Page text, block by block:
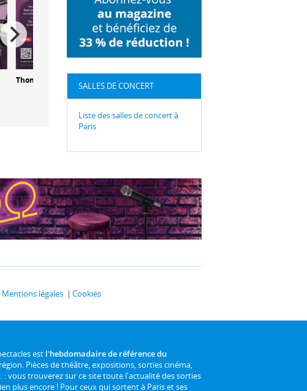
Thom Poirier
SALLES DE CONCERT
Liste des salles de concert à
Paris
Mentions légales Cookies
est l'hebdomadaire de référence du
Pièces de théâtre, expositions, sorties cinéma,
: vous trouverez sur ce site toute l'actualité des sorties
plus encore ! Pour ceux qui sortent à Paris et ses